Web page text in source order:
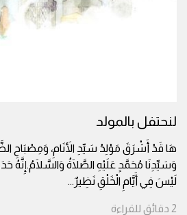
لنحتفل بالمولد
هَا قَدْ أَشْرَقَ مَوْلِدُ سَيِّدِ الأَنَامِ، وَمِصْبَاحِ
وَسَيِّدِنَا مُحَمَّدٍ عَلَيْهِ الصَّلَاةُ وَالسَّلَامُ.إِنَّهُ
لَيْسَ فِي أَيَّامِ الْخَلْقِ نَظِيرٌ...
2 دقائق للقراءة